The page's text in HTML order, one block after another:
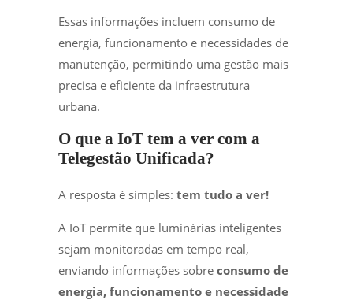
Essas informações incluem consumo de
energia, funcionamento e necessidades de
manutenção, permitindo uma gestão mais
precisa e eficiente da infraestrutura
urbana.
O que a IoT tem a ver com a
Telegestão Unificada?
A resposta é simples: tem tudo a ver!
A IoT permite que luminárias inteligentes
sejam monitoradas em tempo real,
enviando informações sobre consumo de
energia, funcionamento e necessidade